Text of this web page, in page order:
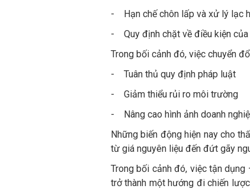
- Hạn chế chôn lấp và xử lý lạc
- Quy định chặt về điều kiện
Trong bối cảnh đó, việc chuyển
- Tuân thủ quy định pháp luật
- Giảm thiểu rủi ro môi trường
- Nâng cao hình ảnh doanh
Những biến động hiện nay cho
từ giá nguyên liệu đến đứt gãy
Trong bối cảnh đó, việc tận
trở thành một hướng đi chiến